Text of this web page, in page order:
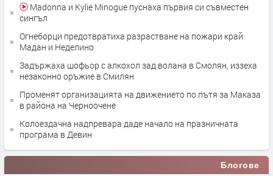
сингъл
Огнеборци предотвратиха разрастване на пожари край
Мадан и Неделино
Задържаха шофьор с алкохол зад волана в Смолян, иззеха
незаконно оръжие в Смилян
Променят организацията на движението по пътя за Маказа
в района на Черноочене
Колоездачна надпревара даде начало на празничната
програма в Девин
Блогове